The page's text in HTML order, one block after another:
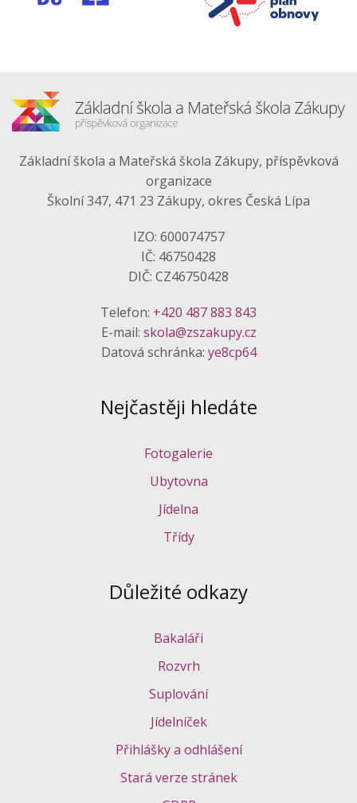
Základní škola a Mateřská škola Zákupy, příspěvková
organizace
Školní 347, 471 23 Zákupy, okres Česká Lípa
IZO: 600074757
IČ: 46750428
DIČ: CZ46750428
Telefon: +420 487 883 843
E-mail: skola@zszakupy.cz
Datová schránka: ye8cp64
Nejčastěji hledáte
Fotogalerie
Ubytovna
Jídelna
Třídy
Důležité odkazy
Bakaláři
Rozvrh
Suplování
Jídelníček
Přihlášky a odhlášení
Stará verze stránek